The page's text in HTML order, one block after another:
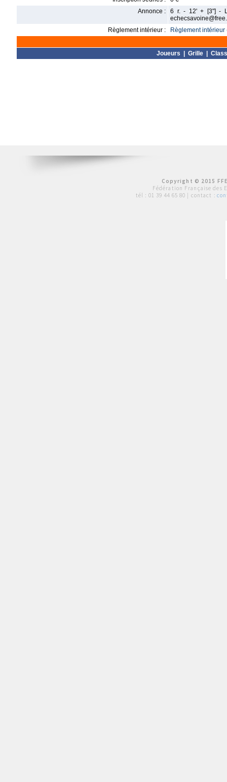
Annonce :
6 r. - 12' + [3"] -
Règlement intérieur :
Règlement intérieur
Joueurs Grille|
Copyright © 2015
Fédération Française des
tél : 01 39 44 65 80 | contact :